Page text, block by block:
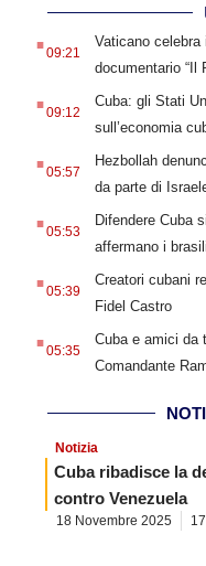
.09:21
Vaticano
documentario “Il
.09:12
Cuba: gli Stati
sull’economia
.05:57
Hezbollah
da parte di
.05:53
Difendere Cuba
affermano i
.05:39
Creatori cubani
Fidel Castro
.05:35
Cuba e amici da
Comandante
Notizia
Cuba ribadisce la
contro Venezuela
18 Novembre 2025